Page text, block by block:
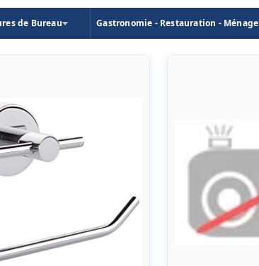
de Bureau Gastronomie - Restauration -